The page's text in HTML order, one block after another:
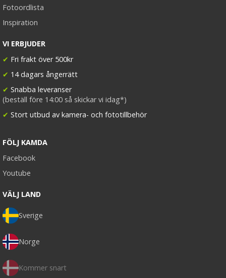
Fotoordlista
Inspiration
VI ERBJUDER
✔ Fri frakt över 500kr
✔ 14 dagars ångerrätt
✔ Snabba leveranser
(beställ före 14:00 så skickar vi idag*)
✔ Stort utbud av kamera- och fototillbehör
FÖLJ KAMDA
Facebook
Youtube
VÄLJ LAND
Sverige
Norge
Kommer snart